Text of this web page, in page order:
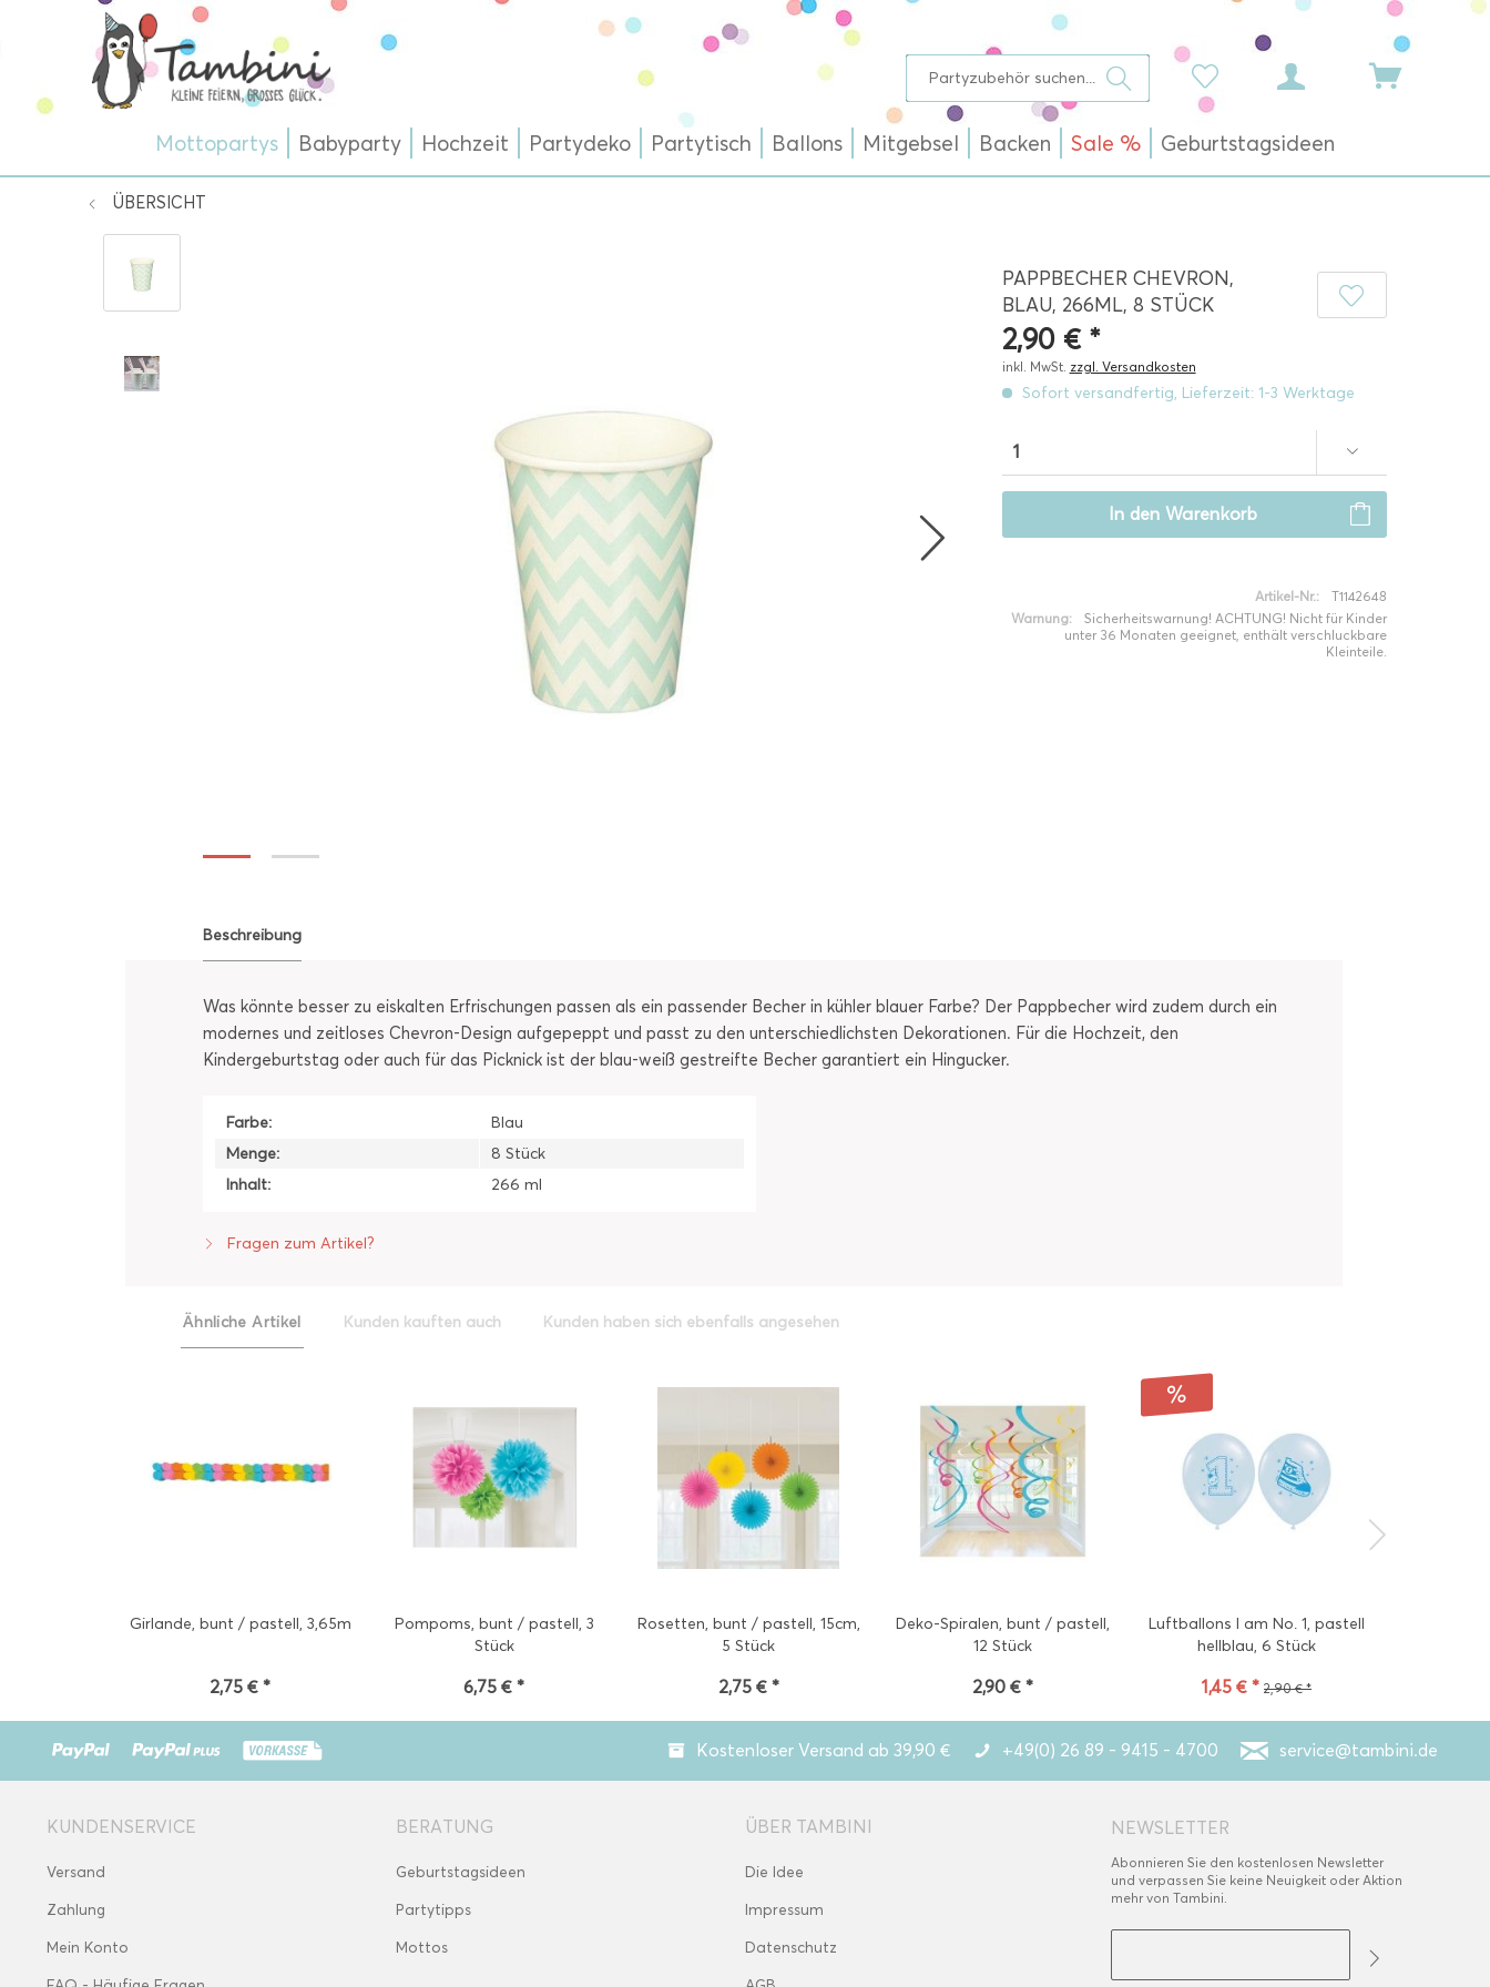
Mottopartys Babyparty Hochzeit Partydeko Partytisch Ballons Mitgebsel Backen Sale % Geburtstagsideen
ÜBERSICHT
PAPPBECHER CHEVRON,
BLAU, 266ML, 8 STÜCK
2,90 € *
inkl. MwSt. zzgl. Versandkosten
Sofort versandfertig, Lieferzeit: 1-3 Werktage
In den Warenkorb
Artikel-Nr.:
T1142648
Warnung:
Sicherheitswarnung! ACHTUNG! Nicht für Kinder
unter 36 Monaten geeignet, enthält verschluckbare
Kleinteile.
Beschreibung
Was könnte besser zu eiskalten Erfrischungen passen als ein passender Becher in kühler blauer Farbe? Der Pappbecher wird zudem durch ein
modernes und zeitloses Chevron-Design aufgepeppt und passt zu den unterschiedlichsten Dekorationen. Für die Hochzeit, den
Kindergeburtstag oder auch für das Picknick ist der blau-weiß gestreifte Becher garantiert ein Hingucker.
Farbe:
Blau
Menge:
8 Stück
Inhalt:
266 ml
Fragen zum Artikel?
Ähnliche Artikel Kunden kauften auch Kunden haben sich ebenfalls angesehen
Girlande, bunt / pastell, 3,65m
2,75 € *
Pompoms, bunt / pastell, 3
Stück
6,75 € *
Rosetten, bunt / pastell, 15cm,
5 Stück
2,75 € *
Deko-Spiralen, bunt / pastell,
12 Stück
2,90 € *
Luftballons I am No. 1, pastell
hellblau, 6 Stück
1,45 € * 2,90 € *
Kostenloser Versand ab 39,90 € +49(0) 26 89 - 9415 - 4700 service@tambini.de
KUNDENSERVICE
Versand
Zahlung
Mein Konto
BERATUNG
Geburtstagsideen
Partytipps
Mottos
ÜBER TAMBINI
Die Idee
Impressum
Datenschutz
NEWSLETTER
Abonnieren Sie den kostenlosen Newsletter
und verpassen Sie keine Neuigkeit oder Aktion
mehr von Tambini.